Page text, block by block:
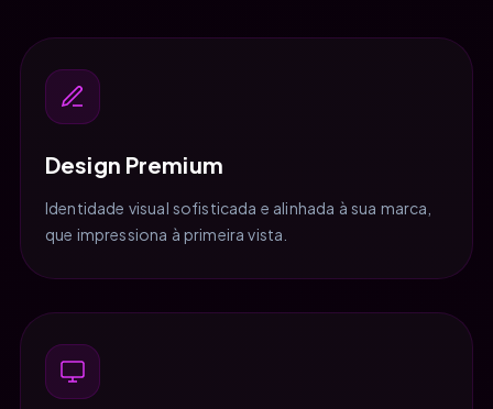
Design Premium
Identidade visual sofisticada e alinhada à sua marca,
que impressiona à primeira vista.